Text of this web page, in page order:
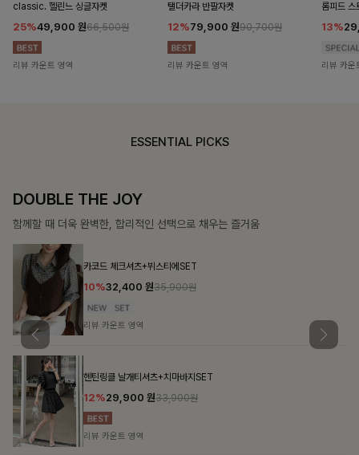
classic. 헬린느 싱글자켓
25%49,900 원66,500원
리뷰 카운트 영역
탤더카라 반팔자켓
12%79,900 원90,700원
리뷰 카운트 영역
롬피드 스
13%
리뷰 카운
ESSENTIAL PICKS
DOUBLE THE JOY
함께할 때 더욱 완벽한, 합리적인 선택으로 채우는 즐거움
카코드 체크셔츠+뷔스티에SET
10%32,400 원35,900원
리뷰 카운트 영역
헨틴링클 날개티셔츠+치마바지SET
12%29,900 원33,900원
리뷰 카운트 영역